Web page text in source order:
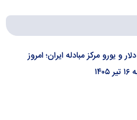
و یورو مرکز مبادله ایران؛ امروز